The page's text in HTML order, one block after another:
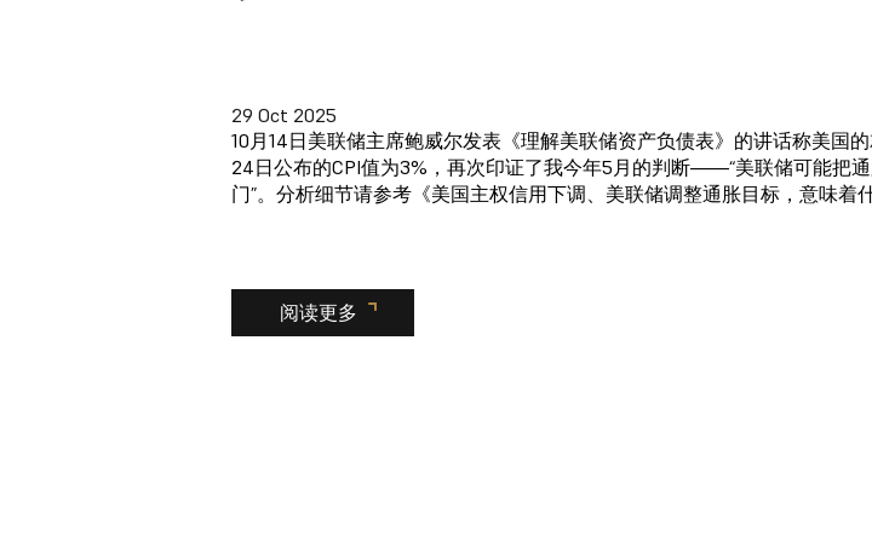
29 Oct 2025
10月14日美联储主席鲍威尔发表《理解美联储资产负债表》的讲话称美国
24日公布的CPI值为3%，再次印证了我今年5月的判断——“美联储可能把
门”。分析细节请参考《美国主权信用下调、美联储调整通胀目标，意味着
阅读更多